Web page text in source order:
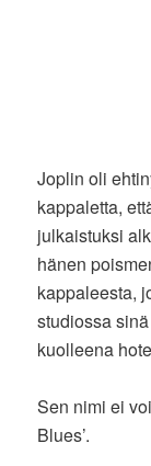
Joplin oli
kappaletta,
julkaistuksi
hänen
kappaleesta,
studiossa
kuolleena
Sen nimi ei
Blues’.